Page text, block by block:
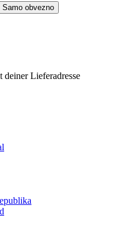
Samo obvezno
deiner Lieferadresse